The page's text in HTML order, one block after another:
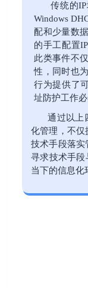
传统的
Windows
配和少量数
的手工配置
此类事件不
性，同时也
行为提供了
址防护工作
通过以上
化管理，不仅
技术手段落实
寻求技术手段
当下的信息化